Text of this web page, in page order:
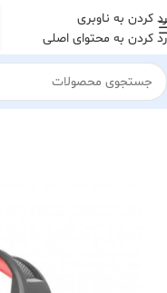
رد کردن به ناوبری
رد کردن به محتوای اصلی
خانه هدست هدفون و هندزفری